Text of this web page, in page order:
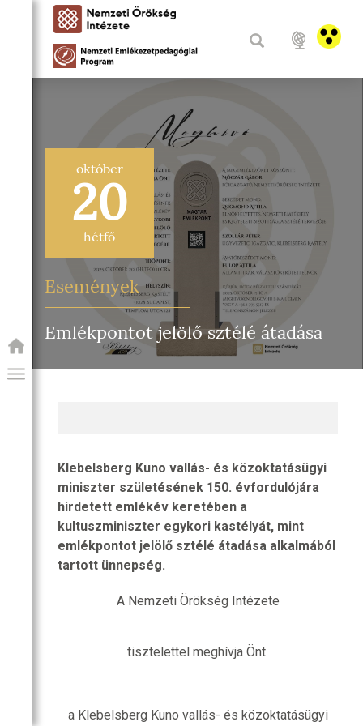
október
20
hétfő
Események
Emlékpontot jelölő sztélé átadása
Klebelsberg Kuno vallás- és közoktatásügyi
miniszter születésének 150. évfordulójára
hirdetett emlékév keretében a
kultuszminiszter egykori kastélyát, mint
emlékpontot jelölő sztélé átadása alkalmából
tartott ünnepség.
A Nemzeti Örökség Intézete
tisztelettel meghívja Önt
a Klebelsberg Kuno vallás- és közoktatásügyi